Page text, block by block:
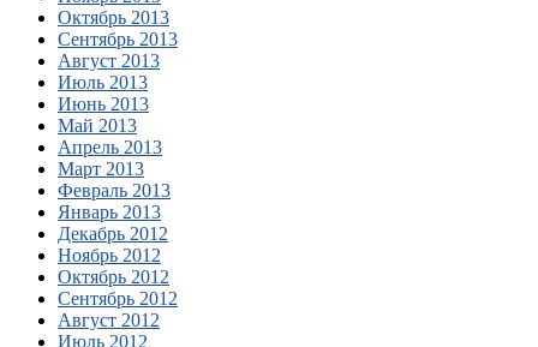
Октябрь 2013
Сентябрь 2013
Август 2013
Июль 2013
Июнь 2013
Май 2013
Апрель 2013
Март 2013
Февраль 2013
Январь 2013
Декабрь 2012
Ноябрь 2012
Октябрь 2012
Сентябрь 2012
Август 2012
Июль 2012